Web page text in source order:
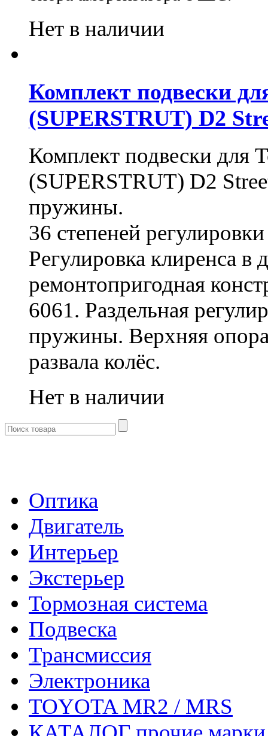
Нет в наличии
Комплект подвески
(SUPERSTRUT) D2
Комплект подвески для
(SUPERSTRUT) D2
пружины.
36 степеней
Регулировка клиренса
ремонтопригодная
6061. Раздельная
пружины. Верхняя опора
развала колёс.
Нет в наличии
Оптика
Двигатель
Интерьер
Экстерьер
Тормозная система
Подвеска
Трансмиссия
Электроника
TOYOTA MR2 / MRS